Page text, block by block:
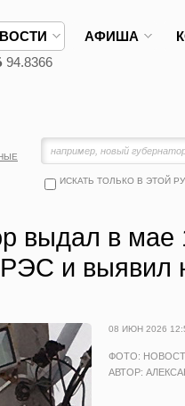
АФИША
94.8366
ИСКАТЬ ТОЛЬКО В ЭТОЙ
выдал в мае
и выявил
08 ИЮН 2026
ФОТО:
АВТОР: